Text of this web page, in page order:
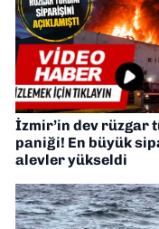
İzmir’in dev rüzgar
paniği! En büyük
alevler yükseldi